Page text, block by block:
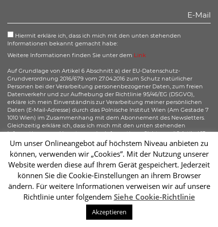
Hiermit erkläre ich, dass ich mich mit den unten stehenden
Informationen bekannt gemacht habe:
Weitere Informationen finden Sie unter dem Link
Auf Grundlage von Artikel 6 Abschnitt a) der EU-Datenschutz-
Grundverordnung 2016/679 vom 27.04.2016 zum Schutz natürlicher
Personen bei der Verarbeitung personenbezogener Daten, zum freien
Datenverkehr und zur Aufhebung der Richtlinie 95/46/EG (DSGVO),
erkläre ich mein Einverständnis zur Verarbeitung meiner persönlichen
Daten (E-Mail-Adresse) durch das Polnische Institut Wien (Am Gestade 7
1010 Wien) im Zusammenhang mit dem Abonnement des Newsletters.
Gleichzeitig erkläre ich, dass ich mich mit den unten stehenden
Informationen zur Umsetzung der Informationspflicht gemäß Artikel 13
der DSGVO bezüglich der Verarbeitung meiner personenbezogenen
Daten bekannt gemacht habe und ich mir meiner gemäß der Artikel 15–
20 der DSGVO zustehenden Rechte bewusst bin.
Abonnieren
2026 © Instytut Polski w Wiedniu | Wykonanie:
Um unser Onlineangebot auf höchstem Niveau anbieten zu
können, verwenden wir „Cookies”. Mit der Nutzung unserer
Website werden diese auf Ihrem Gerät gespeichert. Jederzeit
können Sie die Cookie-Einstellungen an ihrem Browser
ändern. Für weitere Informationen verweisen wir auf unsere
Richtlinie unter folgendem Siehe Cookie-Richtlinie
Akzeptieren